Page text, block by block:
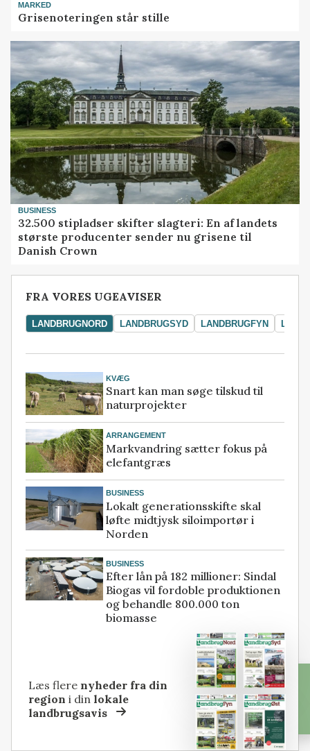
MARKED
Grisenoteringen står stille
BUSINESS
32.500 stipladser skifter slagteri: En af landets
største producenter sender nu grisene til
Danish Crown
FRA VORES UGEAVISER
LANDBRUGNORD LANDBRUGSYD LANDBRUGFYN
KVÆG
Snart kan man søge tilskud til
naturprojekter
ARRANGEMENT
Markvandring sætter fokus på
elefantgræs
BUSINESS
Lokalt generationsskifte skal
løfte midtjysk siloimportør i
Norden
BUSINESS
Efter lån på 182 millioner: Sindal
Biogas vil fordoble produktionen
og behandle 800.000 ton
biomasse
Læs flere nyheder fra din
region i dinlokale
landbrugsavis